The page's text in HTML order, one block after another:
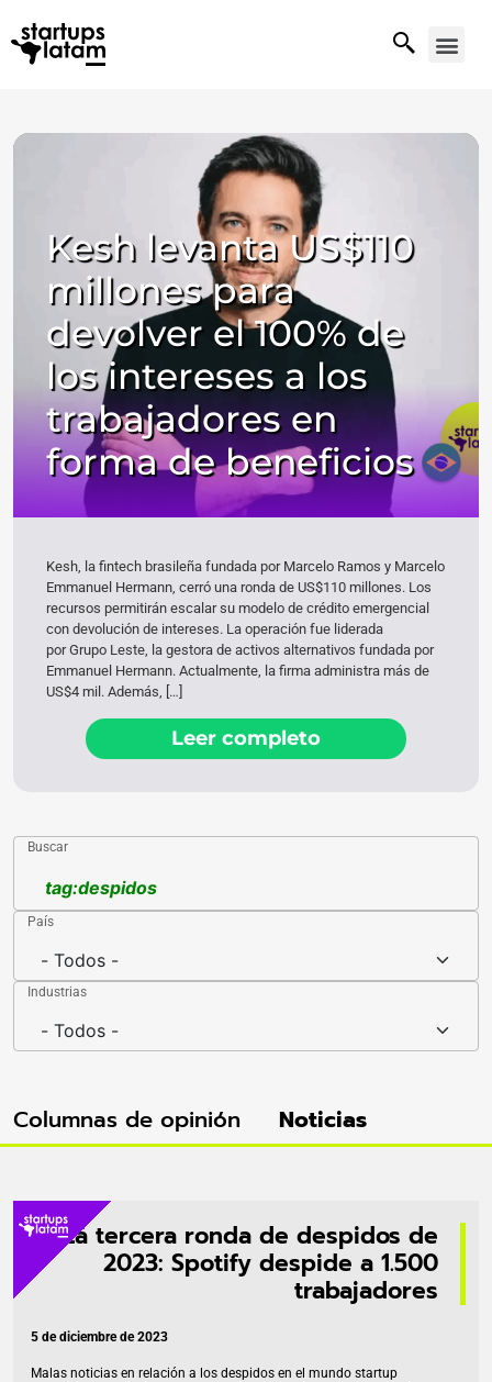
Kesh levanta US$110
millones para
devolver el 100% de
los intereses a los
trabajadores en
forma de beneficios
Kesh, la fintech brasileña fundada por Marcelo Ramos y Marcelo
Emmanuel Hermann, cerró una ronda de US$110 millones. Los
recursos permitirán escalar su modelo de crédito emergencial
con devolución de intereses. La operación fue liderada
por Grupo Leste, la gestora de activos alternativos fundada por
Emmanuel Hermann. Actualmente, la firma administra más de
US$4 mil. Además, […]
Leer completo
Buscar
País
Industrias
Columnas de opinión Noticias
La tercera ronda de despidos de
2023: Spotify despide a 1.500
trabajadores
5 de diciembre de 2023
Malas noticias en relación a los despidos en el mundo startup